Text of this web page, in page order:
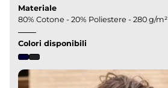
Materiale
80% Cotone - 20% Poliestere - 280 g/m²
Colori disponibili